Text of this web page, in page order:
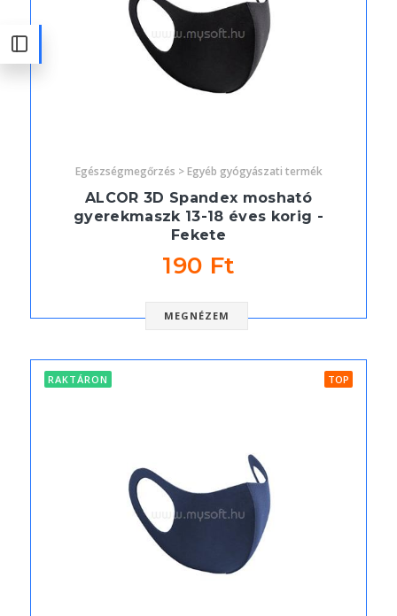
Egészségmegőrzés > Egyéb gyógyászati termék
ALCOR 3D Spandex mosható
gyerekmaszk 13-18 éves korig -
Fekete
190 Ft
MEGNÉZEM
RAKTÁRON TOP